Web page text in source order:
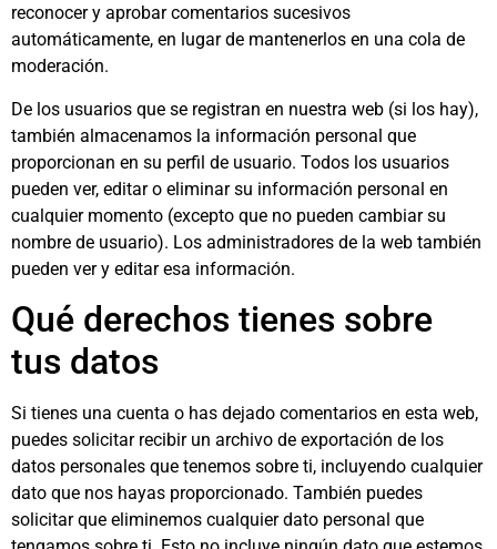
reconocer y aprobar comentarios sucesivos
automáticamente, en lugar de mantenerlos en una cola de
moderación.
De los usuarios que se registran en nuestra web (si los hay),
también almacenamos la información personal que
proporcionan en su perfil de usuario. Todos los usuarios
pueden ver, editar o eliminar su información personal en
cualquier momento (excepto que no pueden cambiar su
nombre de usuario). Los administradores de la web también
pueden ver y editar esa información.
Qué derechos tienes sobre
tus datos
Si tienes una cuenta o has dejado comentarios en esta web,
puedes solicitar recibir un archivo de exportación de los
datos personales que tenemos sobre ti, incluyendo cualquier
dato que nos hayas proporcionado. También puedes
solicitar que eliminemos cualquier dato personal que